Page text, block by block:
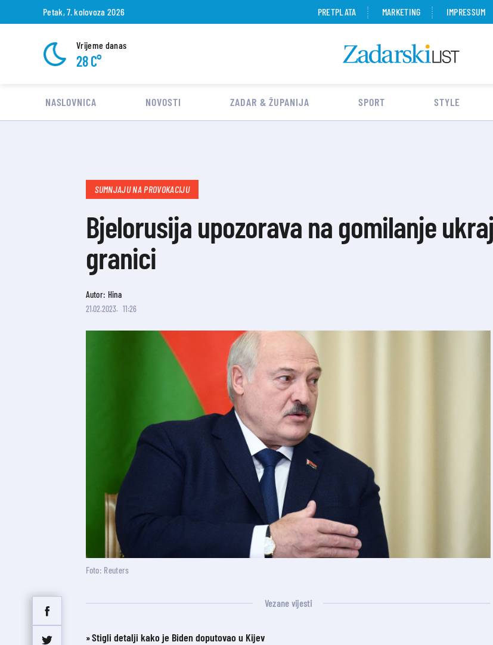
Petak, 7. kolovoza 2026 PRETPLATA MARKETING IMPRESSUM
Vrijeme danas
28 C°
NASLOVNICA NOVOSTI ZADAR & ŽUPANIJA SPORT STYLE
SUMNJAJU NA PROVOKACIJU
Bjelorusija upozorava na gomilanje
granici
Autor: Hina
21.02.2023. 11:26
Foto: Reuters
Vezane vijesti
Stigli detalji kako je Biden doputovao u Kijev